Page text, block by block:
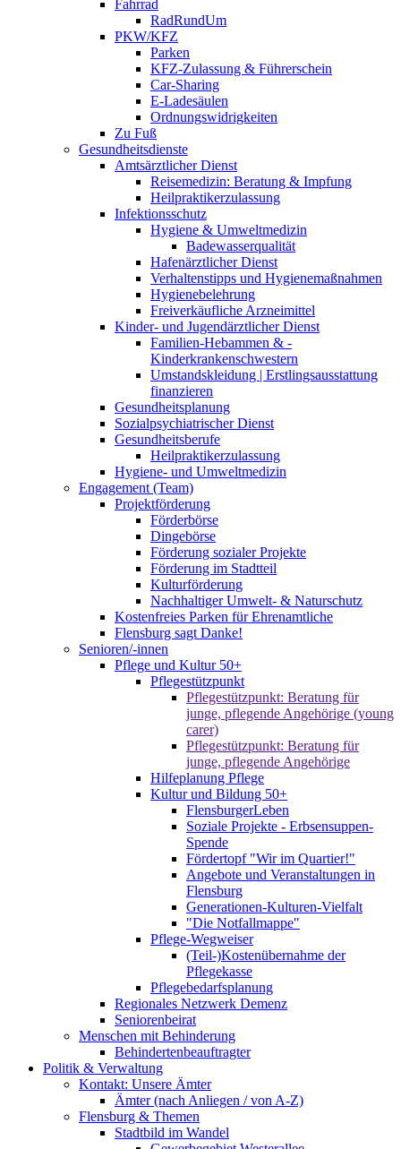
Fahrrad
RadRundUm
PKW/KFZ
Parken
KFZ-Zulassung & Führerschein
Car-Sharing
E-Ladesäulen
Ordnungswidrigkeiten
Zu Fuß
Gesundheitsdienste
Amtsärztlicher Dienst
Reisemedizin: Beratung & Impfung
Heilpraktikerzulassung
Infektionsschutz
Hygiene & Umweltmedizin
Badewasserqualität
Hafenärztlicher Dienst
Verhaltenstipps und Hygienemaßnahmen
Hygienebelehrung
Freiverkäufliche Arzneimittel
Kinder- und Jugendärztlicher Dienst
Familien-Hebammen & -
Kinderkrankenschwestern
Umstandskleidung | Erstlingsausstattung
finanzieren
Gesundheitsplanung
Sozialpsychiatrischer Dienst
Gesundheitsberufe
Heilpraktikerzulassung
Hygiene- und Umweltmedizin
Engagement (Team)
Projektförderung
Förderbörse
Dingebörse
Förderung sozialer Projekte
Förderung im Stadtteil
Kulturförderung
Nachhaltiger Umwelt- & Naturschutz
Kostenfreies Parken für Ehrenamtliche
Flensburg sagt Danke!
Senioren/-innen
Pflege und Kultur 50+
Pflegestützpunkt
Pflegestützpunkt: Beratung für
junge, pflegende Angehörige (young
carer)
Pflegestützpunkt: Beratung für
junge, pflegende Angehörige
Hilfeplanung Pflege
Kultur und Bildung 50+
FlensburgerLeben
Soziale Projekte - Erbsensuppen-
Spende
Fördertopf "Wir im Quartier!"
Angebote und Veranstaltungen in
Flensburg
Generationen-Kulturen-Vielfalt
"Die Notfallmappe"
Pflege-Wegweiser
(Teil-)Kostenübernahme der
Pflegekasse
Pflegebedarfsplanung
Regionales Netzwerk Demenz
Seniorenbeirat
Menschen mit Behinderung
Behindertenbeauftragter
Politik & Verwaltung
Kontakt: Unsere Ämter
Ämter (nach Anliegen / von A-Z)
Flensburg & Themen
Stadtbild im Wandel